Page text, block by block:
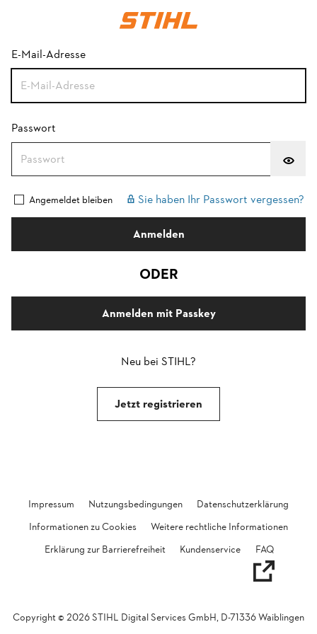
E-Mail-Adresse
Passwort
Angemeldet bleiben Sie haben Ihr Passwort vergessen?
Anmelden
ODER
Anmelden mit Passkey
Neu bei STIHL?
Jetzt registrieren
Impressum Nutzungsbedingungen
Datenschutzerklärung
Informationen zu Cookies
Weitere rechtliche Informationen
Erklärung zur Barrierefreiheit
Kundenservice FAQ
Copyright © 2026STIHL Digital Services GmbH, D-71336 Waiblingen